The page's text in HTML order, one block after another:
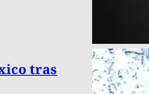
tras